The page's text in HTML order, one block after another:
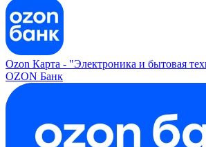
Ozon Карта - "Электроника и бытовая
OZON Банк